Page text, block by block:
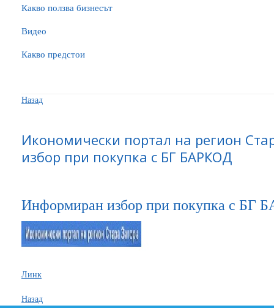
Какво ползва бизнесът
Видео
Какво предстои
Назад
Икономически портал на регион
избор при покупка с БГ БАРКОД
Информиран избор при покупка с БГ
Линк
Назад